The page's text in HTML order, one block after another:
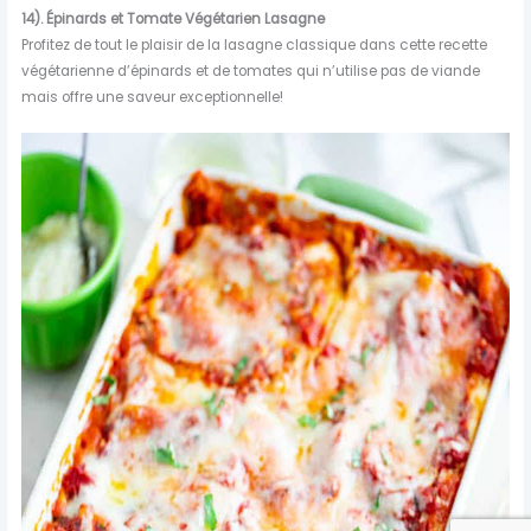
14).Épinards etTomateVégétarien Lasagne
Profitez de tout le plaisir de la lasagne classique dans cette recette
végétarienne d’épinards et de tomates qui n’utilise pas de viande
mais offre une saveur exceptionnelle!